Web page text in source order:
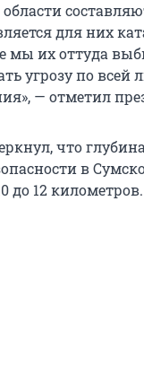
для них
мы их оттуда
угрозу по всей
— отметил
что
в
до 12 километров.